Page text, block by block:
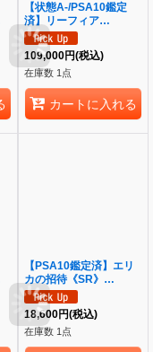
【状態A-/PSA10鑑定
済】リーフィア
VMAX(SA)《HR》
{089/069}[その他]
109,000円(税込)
在庫数 1点
カートに入れる
【PSA10鑑定済】エリ
カの招待《SR》
{196/165}[SV2a]
18,600円(税込)
在庫数 1点